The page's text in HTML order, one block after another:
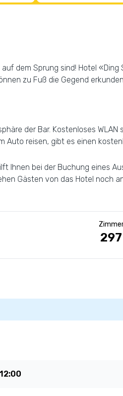
dem Sprung sind! Hotel
zu Fuß die Gegend
der Bar. Kostenloses
Auto reisen, gibt es einen
Ihnen bei der Buchung eines
Gästen von das Hotel noch
297
12:00